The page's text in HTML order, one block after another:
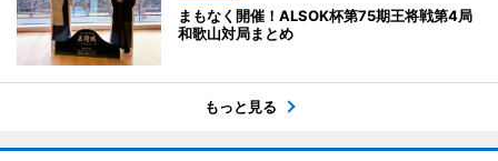
まもなく開催！ALSOK杯第75期王将戦第4局
和歌山対局まとめ
もっと見る